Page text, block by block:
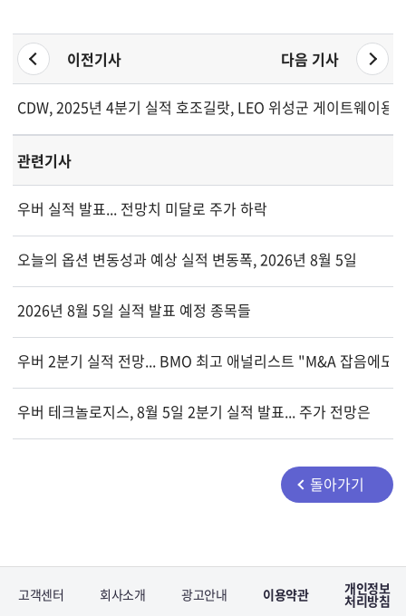
이전기사 다음 기사
CDW, 2025년 4분기 실적 호조...배당금 인상길랏, LEO 위성군 게이트웨이용
관련기사
우버 실적 발표... 전망치 미달로 주가 하락
오늘의 옵션 변동성과 예상 실적 변동폭, 2026년 8월 5일
2026년 8월 5일 실적 발표 예정 종목들
우버 2분기 실적 전망... BMO 최고 애널리스트 "M&A 잡음에도
우버 테크놀로지스, 8월 5일 2분기 실적 발표... 주가 전망은
돌아가기
고객센터 회사소개 광고안내 이용약관 개인정보
처리방침